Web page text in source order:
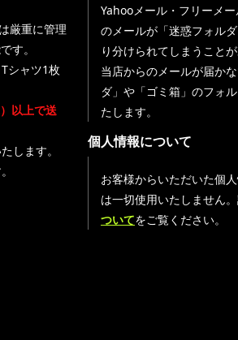
厳重に管理
す。
シャツ1枚
以上で送
します。
Yahooメール・フリーメ
のメールが「迷惑フォル
り分けられてしまうことが
当店からのメールが届か
ダ」や「ゴミ箱」のフォ
たします。
個人情報について
お客様からいただいた個
は一切使用いたしません
ついてをご覧ください。